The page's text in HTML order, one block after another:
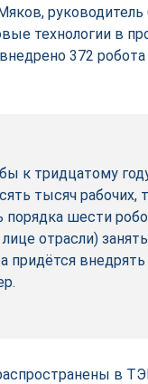
руководитель
технологии в
372
к тридцатому
тысяч рабочих,
порядка шести
отрасли)
придётся
в